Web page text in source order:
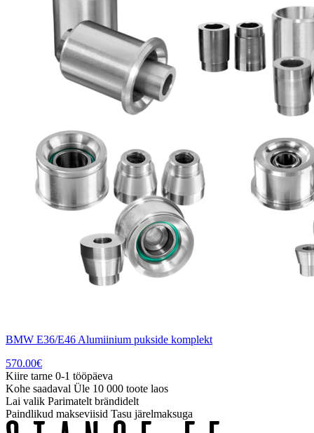
BMW E36/E46 Alumiinium pukside komplekt
570.00€
Kiire tarne 0-1 tööpäeva
Kohe saadaval Üle 10 000 toote laos
Lai valik Parimatelt brändidelt
Paindlikud makseviisid Tasu järelmaksuga